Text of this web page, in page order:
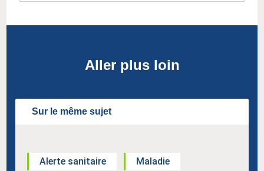
Aller plus loin
Sur le même sujet
Alerte sanitaire Maladie